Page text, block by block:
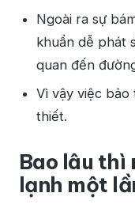
Ngoài ra sự
khuẩn dễ phát
quan đến
Vì vậy việc bảo
thiết.
Bao lâu thì
lạnh một